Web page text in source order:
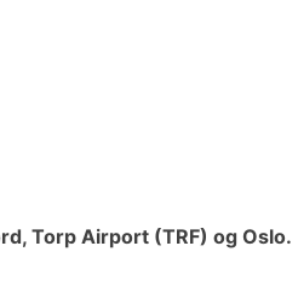
Torp Airport (TRF) og Oslo.